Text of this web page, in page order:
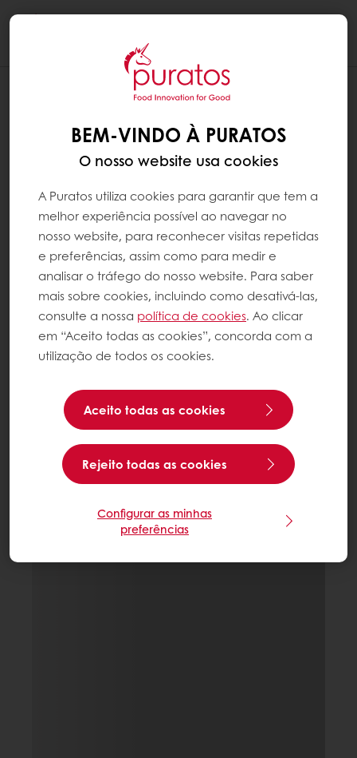
BEM-VINDO À PURATOS
O nosso website usa cookies
A Puratos utiliza cookies para garantir que tem a
melhor experiência possível ao navegar no
nosso website, para reconhecer visitas repetidas
e preferências, assim como para medir e
analisar o tráfego do nosso website. Para saber
mais sobre cookies, incluindo como desativá-las,
consulte a nossa política de cookies. Ao clicar
em “Aceito todas as cookies”, concorda com a
utilização de todos os cookies.
Aceito todas as cookies
Rejeito todas as cookies
Configurar as minhas
preferências